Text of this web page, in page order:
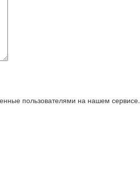
пользователями на нашем сервисе.